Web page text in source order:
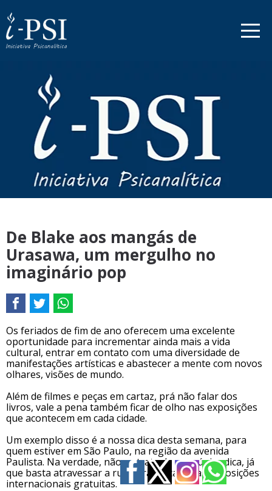
De Blake aos mangás de
Urasawa, um mergulho no
imaginário pop
Os feriados de fim de ano oferecem uma excelente
oportunidade para incrementar ainda mais a vida
cultural, entrar em contato com uma diversidade de
manifestações artísticas e abastecer a mente com novos
olhares, visões de mundo.
Além de filmes e peças em cartaz, prá não falar dos
livros, vale a pena também ficar de olho nas exposições
que acontecem em cada cidade.
Um exemplo disso é a nossa dica desta semana, para
quem estiver em São Paulo, na região da avenida
Paulista. Na verdade, não se trata de uma única dica, já
que basta atravessar a rua para visitar duas exposições
internacionais gratuitas.